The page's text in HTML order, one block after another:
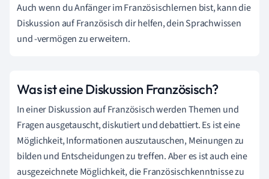
Auch wenn du Anfänger im Französischlernen bist, kann die
Diskussion auf Französisch dir helfen, dein Sprachwissen
und -vermögen zu erweitern.
Was ist eine Diskussion Französisch?
In einer Diskussion auf Französisch werden Themen und
Fragen ausgetauscht, diskutiert und debattiert. Es ist eine
Möglichkeit, Informationen auszutauschen, Meinungen zu
bilden und Entscheidungen zu treffen. Aber es ist auch eine
ausgezeichnete Möglichkeit, die Französischkenntnisse zu